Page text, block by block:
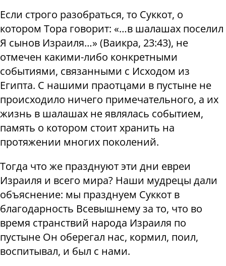
Если строго разобраться, то Суккот, о
котором Тора говорит: «…в шалашах поселил
Я сынов Израиля…» (Ваикра, 23:43), не
отмечен какими-либо конкретными
событиями, связанными с Исходом из
Египта. С нашими праотцами в пустыне не
происходило ничего примечательного, а их
жизнь в шалашах не являлась событием,
память о котором стоит хранить на
протяжении многих поколений.
Тогда что же празднуют эти дни евреи
Израиля и всего мира? Наши мудрецы дали
объяснение: мы празднуем Суккот в
благодарность Всевышнему за то, что во
время странствий народа Израиля по
пустыне Он оберегал нас, кормил, поил,
воспитывал, и был с нами.